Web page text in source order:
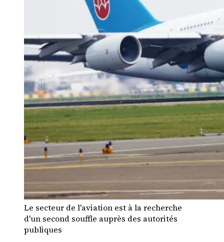
Le secteur de l'aviation est à la recherche
d'un second souffle auprès des autorités
publiques